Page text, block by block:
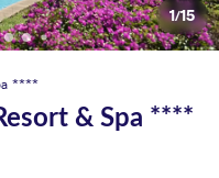
1/15
****
& Spa ****